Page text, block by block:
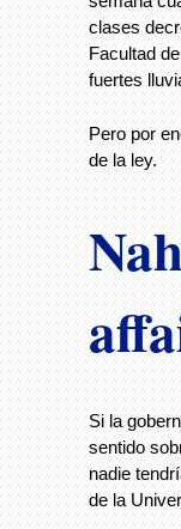
clases
Facultad
fuertes
Pero por
de la ley.
Si la
sentido
nadie
de la